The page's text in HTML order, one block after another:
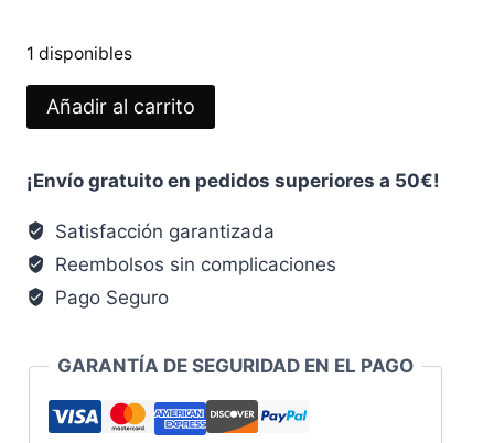
1 disponibles
PENDIENTES
FLOR
Hielo
Gris
cantidad
Añadir al carrito
¡Envío gratuito en pedidos superiores a 50€!
Satisfacción garantizada
Reembolsos sin complicaciones
Pago Seguro
GARANTÍA DE SEGURIDAD EN EL PAGO